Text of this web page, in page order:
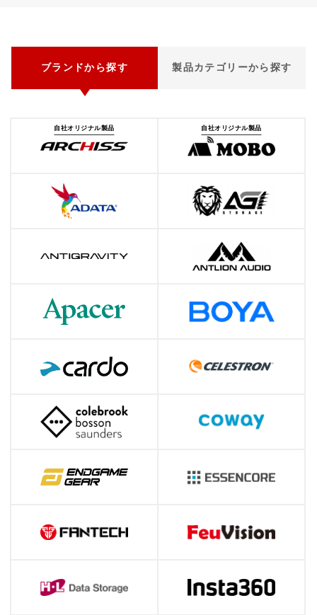
ブランドから探す 製品カテゴリーから探す
自社オリジナル製品 自社オリジナル製品